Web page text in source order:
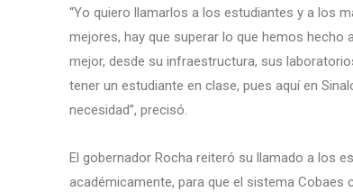
“Yo quiero llamarlos a los estudiantes y a los
mejores, hay que superar lo que hemos
mejor, desde su infraestructura, sus
tener un estudiante en clase, pues aquí en
necesidad”, precisó.
El gobernador Rocha reiteró su llamado a los
académicamente, para que el sistema Cobaes